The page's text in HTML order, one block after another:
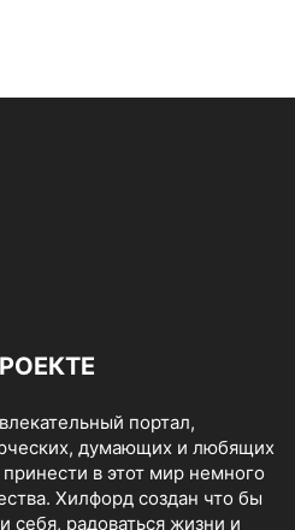
портал,
думающих и любящих
в этот мир немного
Хилфорд создан что бы
себя, радоваться жизни и